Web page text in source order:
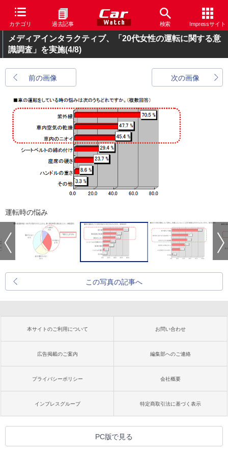
カテゴリ 過去記事 検索 Impressサイト
メディアインタラクティブ、「20代女性の運転に関する意
識調査」を実施(4/8)
前の画像 次の画像
運転時の悩み
この写真の記事へ
本サイトのご利用について お問い合わせ
広告掲載のご案内 編集部へのご連絡
プライバシーポリシー 会社概要
インプレスグループ 特定商取引法に基づく表示
PC版で見る